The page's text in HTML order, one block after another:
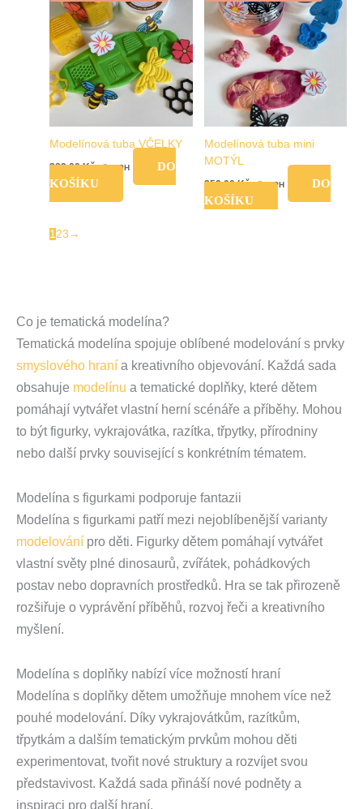
Modelínová tuba VČELKY
389,00Kč vč. DPH
DO
KOŠÍKU
Modelínová tuba mini
MOTÝL
259,00Kč vč. DPH
DO
KOŠÍKU
123 →
Co je tematická modelína?
Tematická modelína spojuje oblíbené modelování s prvky
smyslového hraní a kreativního objevování. Každá sada
obsahuje modelínu a tematické doplňky, které dětem
pomáhají vytvářet vlastní herní scénáře a příběhy. Mohou
to být figurky, vykrajovátka, razítka, třpytky, přírodniny
nebo další prvky související s konkrétním tématem.
Modelína s figurkami podporuje fantazii
Modelína s figurkami patří mezi nejoblíbenější varianty
modelování pro děti. Figurky dětem pomáhají vytvářet
vlastní světy plné dinosaurů, zvířátek, pohádkových
postav nebo dopravních prostředků. Hra se tak přirozeně
rozšiřuje o vyprávění příběhů, rozvoj řeči a kreativního
myšlení.
Modelína s doplňky nabízí více možností hraní
Modelína s doplňky dětem umožňuje mnohem více než
pouhé modelování. Díky vykrajovátkům, razítkům,
třpytkám a dalším tematickým prvkům mohou děti
experimentovat, tvořit nové struktury a rozvíjet svou
představivost. Každá sada přináší nové podněty a
inspiraci pro další hraní.